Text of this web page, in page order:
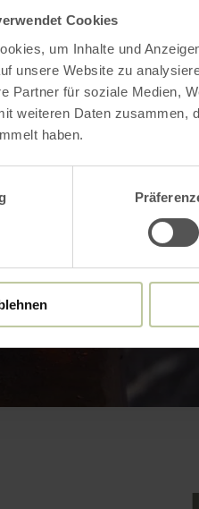
Cookies
um Inhalte und
unsere Website zu
Partner für soziale Medien,
weiteren Daten zusammen,
haben.